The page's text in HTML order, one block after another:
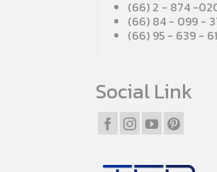
(66) 2 - 874 -
(66) 84 - 099 -
(66) 95 - 639 -
Social Link